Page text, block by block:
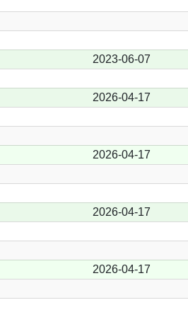
2023-06-07
2026-04-17
2026-04-17
2026-04-17
2026-04-17